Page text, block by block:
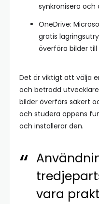
synkronisera och
OneDrive:
gratis
överföra bilder
Det är viktigt att välja
och betrodd
bilder överförs säkert
och studera appens
och installerar den.
vara